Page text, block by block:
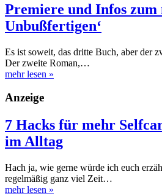
Premiere und Infos zum
Unbußfertigen‘
Es ist soweit, das dritte Buch, aber der
Der zweite Roman,…
mehr lesen »
Anzeige
7 Hacks für mehr
im Alltag
Hach ja, wie gerne würde ich euch
regelmäßig ganz viel Zeit…
mehr lesen »